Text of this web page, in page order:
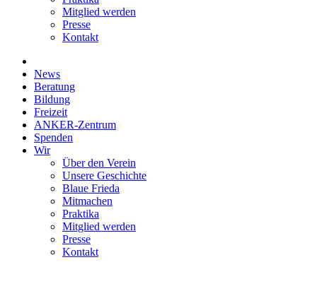
Mitglied werden
Presse
Kontakt
News
Beratung
Bildung
Freizeit
ANKER-Zentrum
Spenden
Wir
Über den Verein
Unsere Geschichte
Blaue Frieda
Mitmachen
Praktika
Mitglied werden
Presse
Kontakt